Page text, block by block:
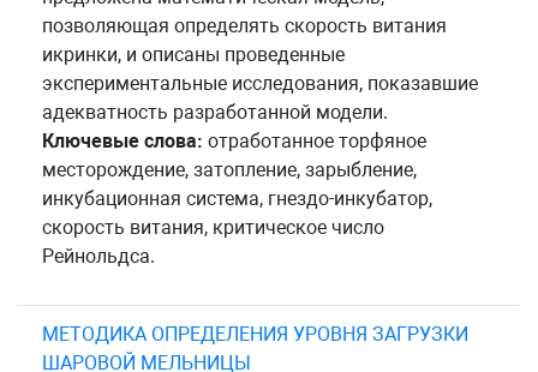
позволяющая определять скорость витания
икринки, и описаны проведенные
экспериментальные исследования, показавшие
адекватность разработанной модели.
Ключевые слова: отработанное торфяное
месторождение, затопление, зарыбление,
инкубационная система, гнездо-инкубатор,
скорость витания, критическое число
Рейнольдса.
МЕТОДИКА ОПРЕДЕЛЕНИЯ УРОВНЯ ЗАГРУЗКИ
ШАРОВОЙ МЕЛЬНИЦЫ